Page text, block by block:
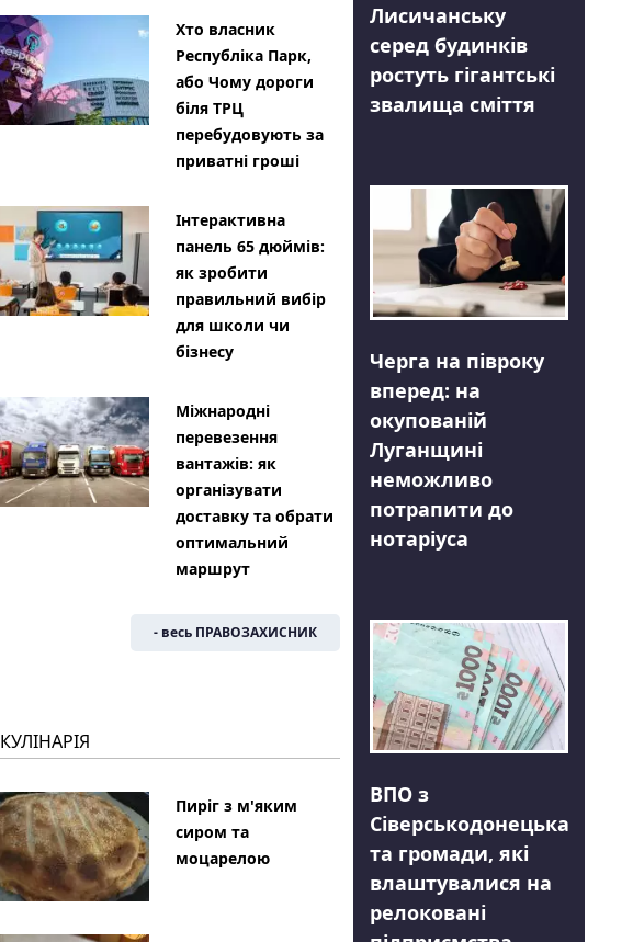
Хто власник
Республіка Парк,
або Чому дороги
біля ТРЦ
перебудовують за
приватні гроші
Інтерактивна
панель 65 дюймів:
як зробити
правильний вибір
для школи чи
бізнесу
Міжнародні
перевезення
вантажів: як
організувати
доставку та обрати
оптимальний
маршрут
- весь ПРАВОЗАХИСНИК
КУЛІНАРІЯ
Пиріг з м'яким
сиром та
моцарелою
Лисичанську
серед будинків
ростуть гігантські
звалища сміття
Черга на півроку
вперед: на
окупованій
Луганщині
неможливо
потрапити до
нотаріуса
ВПО з
Сіверськодонецька
та громади, які
влаштувалися на
релоковані